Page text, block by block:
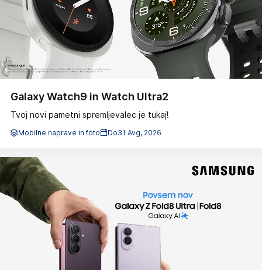
Galaxy Watch9 in Watch Ultra2
Tvoj novi pametni spremljevalec je tukaj!
Mobilne naprave in foto Do31 Avg, 2026